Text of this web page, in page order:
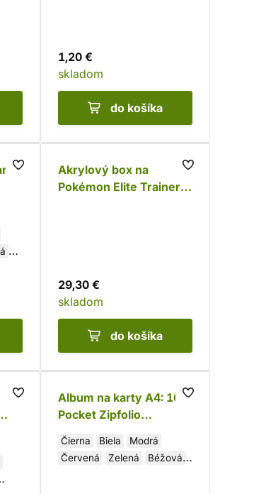
1,20 €
skladom
do košíka
Akrylový box na
Pokémon Elite Trainer
29,30 €
skladom
do košíka
Album na karty A4: 16-
Pocket Zipfolio
XenoSkin
Čierna Biela
Modrá
Červená
Zelená
Béžová